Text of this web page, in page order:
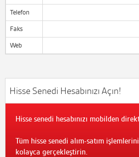
Telefon
Faks
Web
Hisse Senedi Hesabınızı Açın!
Hisse senedi hesabınızı mobilden
Tüm hisse senedi alım-satım
kolayca gerçekleştirin.